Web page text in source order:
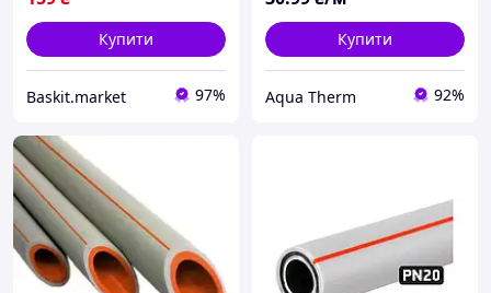
Купити
Baskit.market 97%
Купити
Aqua Therm 92%